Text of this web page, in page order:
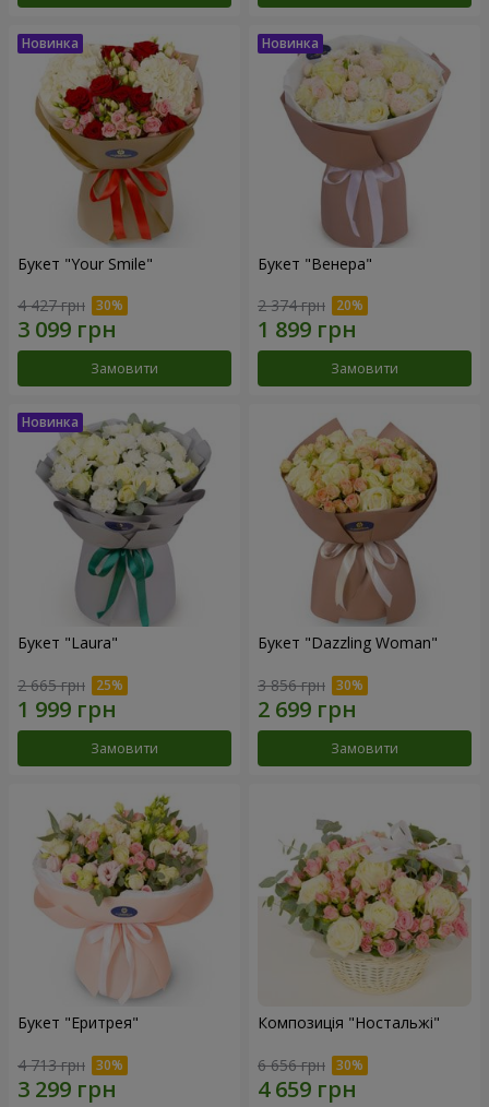
Букет "Your Smile"
4 427 грн
Замовити
Букет "Венера"
2 374 грн
Замовити
Букет "Laura"
2 665 грн
Замовити
Букет "Dazzling Woman"
3 856 грн
Замовити
Букет "Еритрея"
4 713 грн
Композиція "Ностальжі"
6 656 грн